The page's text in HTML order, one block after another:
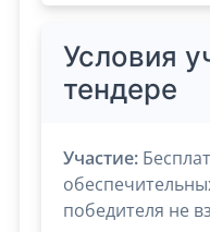
Условия
тендере
Участие:
победителя не